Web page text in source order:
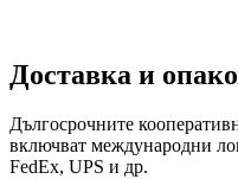
Доставка и
Дългосрочните
включват международни
FedEx, UPS и др.